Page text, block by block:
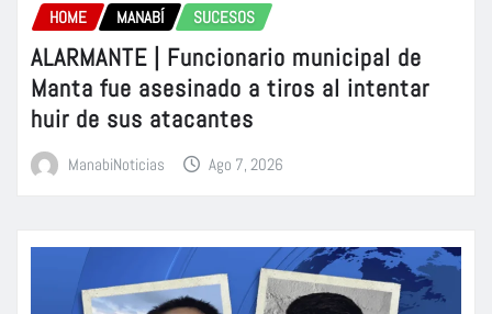
HOME MANABÍ SUCESOS
ALARMANTE | Funcionario municipal de
Manta fue asesinado a tiros al intentar
huir de sus atacantes
ManabiNoticias Ago 7, 2026